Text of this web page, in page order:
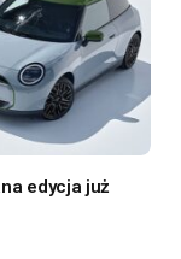
edycja już